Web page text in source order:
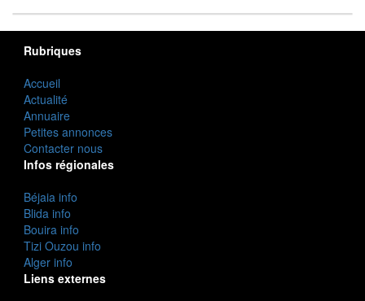
Rubriques
Accueil
Actualité
Annuaire
Petites annonces
Contacter nous
Infos régionales
Béjaia info
Blida info
Bouira info
Tizi Ouzou info
Alger info
Liens externes